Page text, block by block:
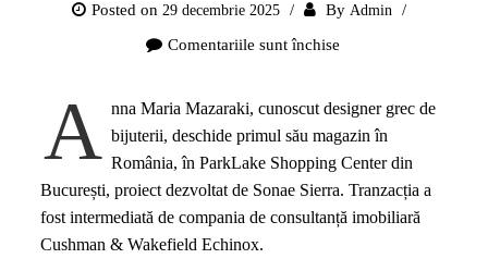
Posted on 29 decembrie 2025 By Admin
Comentariile sunt închise
Maria
Mazaraki,
A nna Maria Mazaraki, cunoscut designer grec de
bijuterii, deschide primul său magazin în
România, în ParkLake Shopping Center din
București, proiect dezvoltat de Sonae Sierra. Tranzacția a
fost intermediată de compania de consultanță imobiliară
Cushman & Wakefield Echinox.